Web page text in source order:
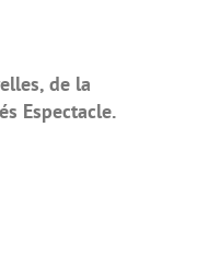
de la
Espectacle.